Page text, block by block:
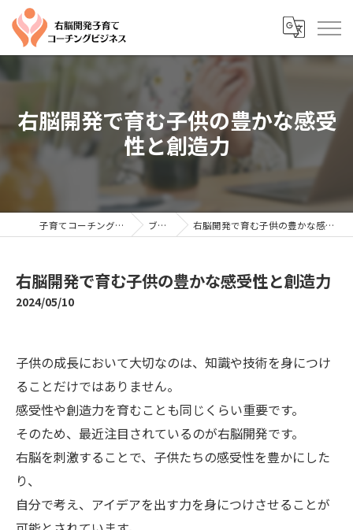
右脳開発で育む子供の豊かな感受
性と創造力
子育てコーチングならYTC ブログ 右脳開発で育む子供の豊かな感受性と創造力
右脳開発で育む子供の豊かな感受性と創造力
2024/05/10
子供の成長において大切なのは、知識や技術を身につけ
ることだけではありません。
感受性や創造力を育むことも同じくらい重要です。
そのため、最近注目されているのが右脳開発です。
右脳を刺激することで、子供たちの感受性を豊かにした
り、
自分で考え、アイデアを出す力を身につけさせることが